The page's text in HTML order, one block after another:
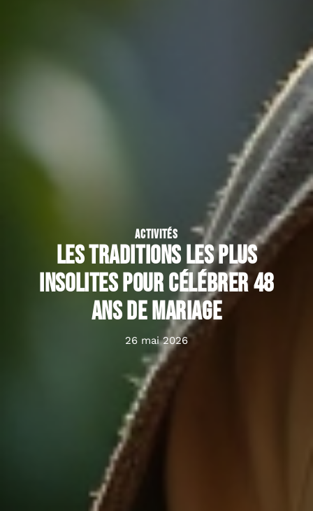
ACTIVITÉS
Les traditions les plus
insolites pour célébrer 48
ans de mariage
26 mai 2026